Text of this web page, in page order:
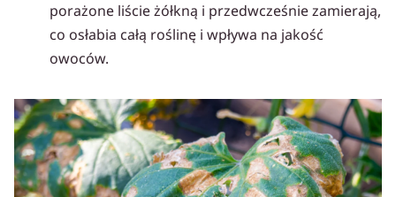
porażone liście żółkną i przedwcześnie zamierają,
co osłabia całą roślinę i wpływa na jakość
owoców.